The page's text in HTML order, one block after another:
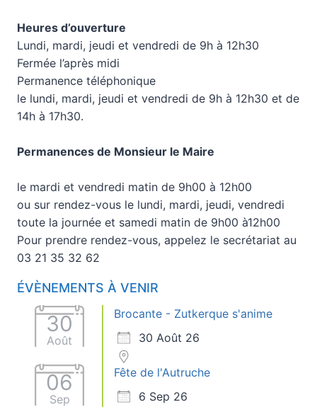
Heures d’ouverture
Lundi, mardi, jeudi et vendredi de 9h à 12h30
Fermée l’après midi
Permanence téléphonique
le lundi, mardi, jeudi et vendredi de 9h à 12h30 et de
14h à 17h30.
Permanences de Monsieur le Maire
le mardi et vendredi matin de 9h00 à 12h00
ou sur rendez-vous le lundi, mardi, jeudi, vendredi
toute la journée et samedi matin de 9h00 à12h00
Pour prendre rendez-vous, appelez le secrétariat au
03 21 35 32 62
ÉVÈNEMENTS À VENIR
30
Août
Brocante - Zutkerque s'anime
30 Août 26
06
Sep
Fête de l'Autruche
6 Sep 26